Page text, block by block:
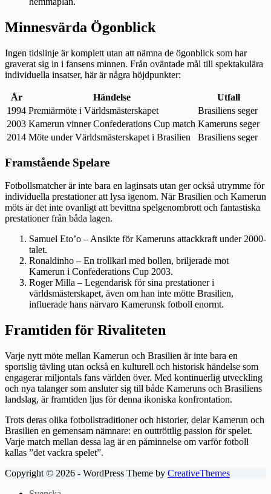
Minnesvärda Ögonblick
Ingen tidslinje är komplett utan att nämna de ögonblick som har
graverat sig in i fansens minnen. Från oväntade mål till spektakulära
individuella insatser, här är några höjdpunkter:
År Händelse
Utfall
1994 Premiärmöte i Världsmästerskapet
Brasiliens seger
2003 Kamerun vinner Confederations Cup match Kameruns seger
2014 Möte under Världsmästerskapet i Brasilien Brasiliens seger
Framstående Spelare
Fotbollsmatcher är inte bara en laginsats utan ger också utrymme för
individuella prestationer att lysa igenom. När Brasilien och Kamerun
möts är det inte ovanligt att bevittna spelgenombrott och fantastiska
prestationer från båda lagen.
Samuel Eto’o – Ansikte för Kameruns attackkraft under 2000-
talet.
Ronaldinho – En trollkarl med bollen, briljerade mot
Kamerun i Confederations Cup 2003.
Roger Milla – Legendarisk för sina prestationer i
världsmästerskapet, även om han inte mötte Brasilien,
influerade hans närvaro Kamerunsk fotboll enormt.
Framtiden för Rivaliteten
Varje nytt möte mellan Kamerun och Brasilien är inte bara en
sportslig tävling utan också en kulturell och historisk händelse som
engagerar miljontals fans världen över. Med kontinuerlig utveckling
och nya talanger som ansluter sig till både Kameruns och Brasiliens
landslag, är framtiden ljus för denna ikoniska konfrontation.
Trots deras olika fotbollstraditioner och historier, delar Kamerun och
Brasilien en gemensam nämnare: en outtröttlig passion för spelet.
Varje match mellan dessa lag är en påminnelse om varför fotboll
kallas ”det vackra spelet”.
Copyright © 2026 - WordPress Theme by CreativeThemes